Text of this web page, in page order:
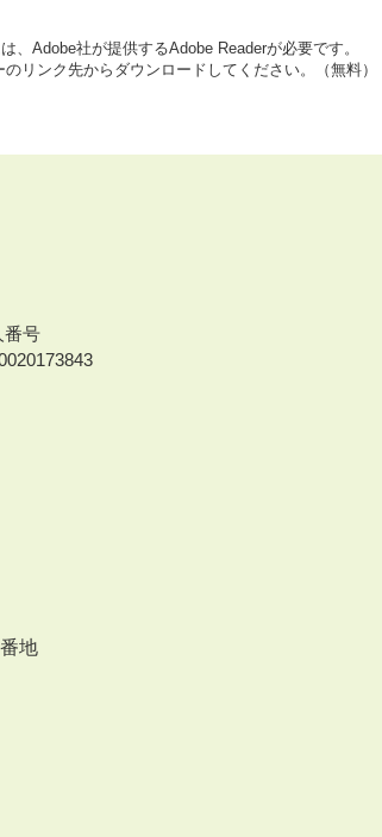
、Adobe社が提供するAdobe Readerが必要です。
リンク先からダウンロードしてください。（無料）
番号
地